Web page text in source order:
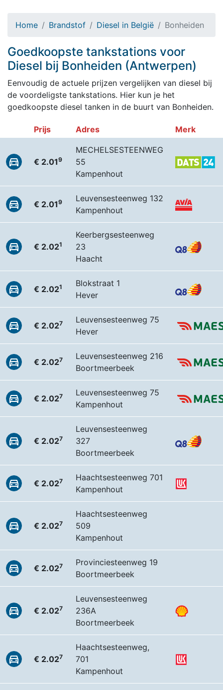
Home Brandstof Diesel in België Bonheiden
Goedkoopste tankstations voor
Diesel bij Bonheiden (Antwerpen)
Eenvoudig de actuele prijzen vergelijken van diesel bij
de voordeligste tankstations. Hier kun je het
goedkoopste diesel tanken in de buurt van Bonheiden.
Prijs Adres Merk
€ 2.019
MECHELSESTEENWEG
55
Kampenhout
€ 2.019
Leuvensesteenweg 132
Kampenhout
€ 2.021
Keerbergsesteenweg
23
Haacht
€ 2.021
Blokstraat 1
Hever
€ 2.027
Leuvensesteenweg 75
Hever
€ 2.027
Leuvensesteenweg 216
Boortmeerbeek
€ 2.027
Leuvensesteenweg 75
Kampenhout
€ 2.027
Leuvensesteenweg
327
Boortmeerbeek
€ 2.027
Haachtsesteenweg 701
Kampenhout
€ 2.027
Haachtsesteenweg
509
Kampenhout
€ 2.027
Provinciesteenweg 19
Boortmeerbeek
€ 2.027
Leuvensesteenweg
236A
Boortmeerbeek
€ 2.027
Haachtsesteenweg,
701
Kampenhout